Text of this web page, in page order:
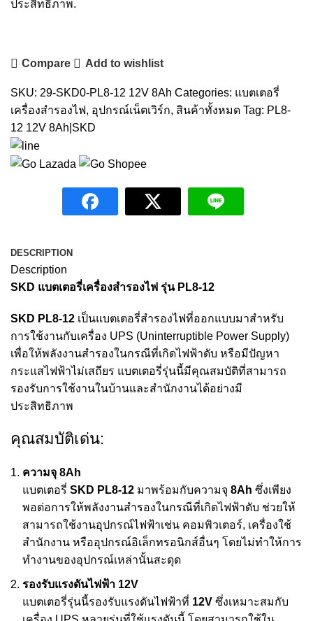
ประสิทธิภาพ.
Compare Add to wishlist
SKU: 29-SKD0-PL8-12 12V 8Ah Categories: แบตเตอรี่
เครื่องสำรองไฟ, อุปกรณ์เน็ตเวิร์ก, สินค้าทั้งหมด Tag: PL8-
12 12V 8Ah|SKD
DESCRIPTION
Description
SKD แบตเตอรี่เครื่องสำรองไฟ รุ่น PL8-12
SKD PL8-12 เป็นแบตเตอรี่สำรองไฟที่ออกแบบมาสำหรับ
การใช้งานกับเครื่อง UPS (Uninterruptible Power Supply)
เพื่อให้พลังงานสำรองในกรณีที่เกิดไฟฟ้าดับ หรือมีปัญหา
กระแสไฟฟ้าไม่เสถียร แบตเตอรี่รุ่นนี้มีคุณสมบัติที่สามารถ
รองรับการใช้งานในบ้านและสำนักงานได้อย่างมี
ประสิทธิภาพ
คุณสมบัติเด่น:
ความจุ 8Ah
แบตเตอรี่ SKD PL8-12 มาพร้อมกับความจุ 8Ah ซึ่งเพียง
พอต่อการให้พลังงานสำรองในกรณีที่เกิดไฟฟ้าดับ ช่วยให้
สามารถใช้งานอุปกรณ์ไฟฟ้าเช่น คอมพิวเตอร์, เครื่องใช้
สำนักงาน หรืออุปกรณ์อิเล็กทรอนิกส์อื่นๆ โดยไม่ทำให้การ
ทำงานของอุปกรณ์เหล่านั้นสะดุด
รองรับแรงดันไฟฟ้า 12V
แบตเตอรี่รุ่นนี้รองรับแรงดันไฟฟ้าที่ 12V ซึ่งเหมาะสมกับ